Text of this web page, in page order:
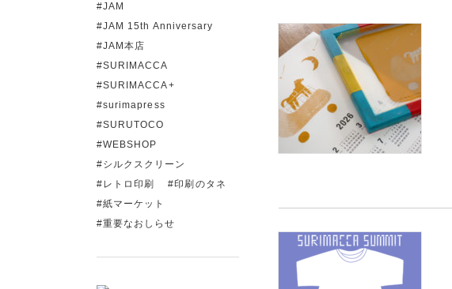
JAM
JAM 15th Anniversary
JAM本店
SURIMACCA
SURIMACCA+
surimapress
SURUTOCO
WEBSHOP
シルクスクリーン
レトロ印刷
印刷のタネ
紙マーケット
重要なおしらせ